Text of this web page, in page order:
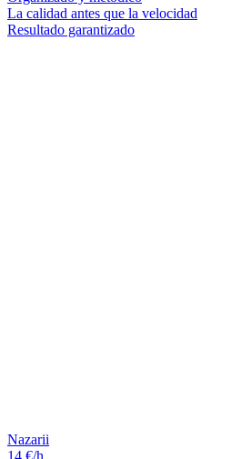
La calidad antes que la velocidad
Resultado garantizado
Nazarii
14 €/h